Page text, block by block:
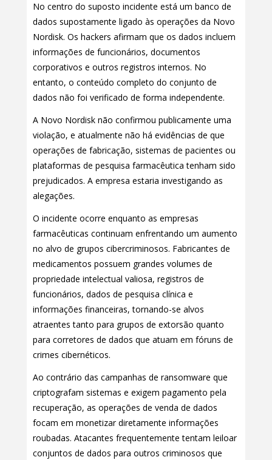
No centro do suposto incidente está um banco de
dados supostamente ligado às operações da Novo
Nordisk. Os hackers afirmam que os dados incluem
informações de funcionários, documentos
corporativos e outros registros internos. No
entanto, o conteúdo completo do conjunto de
dados não foi verificado de forma independente.
A Novo Nordisk não confirmou publicamente uma
violação, e atualmente não há evidências de que
operações de fabricação, sistemas de pacientes ou
plataformas de pesquisa farmacêutica tenham sido
prejudicados. A empresa estaria investigando as
alegações.
O incidente ocorre enquanto as empresas
farmacêuticas continuam enfrentando um aumento
no alvo de grupos cibercriminosos. Fabricantes de
medicamentos possuem grandes volumes de
propriedade intelectual valiosa, registros de
funcionários, dados de pesquisa clínica e
informações financeiras, tornando-se alvos
atraentes tanto para grupos de extorsão quanto
para corretores de dados que atuam em fóruns de
crimes cibernéticos.
Ao contrário das campanhas de ransomware que
criptografam sistemas e exigem pagamento pela
recuperação, as operações de venda de dados
focam em monetizar diretamente informações
roubadas. Atacantes frequentemente tentam leiloar
conjuntos de dados para outros criminosos que